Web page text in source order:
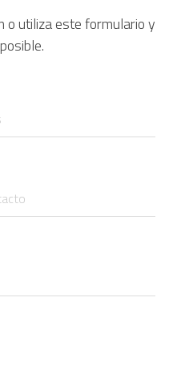
o utiliza este formulario y